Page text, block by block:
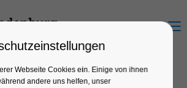
Menu
Webseite Cookies ein. Einige von ihnen
andere uns helfen, unser